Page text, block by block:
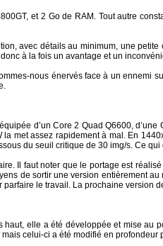
et 2 Go de RAM. Tout autre
avec détails au minimum, une petite
à la fois un avantage et un
nous énervés face à un ennemi
d’un Core 2 Quad Q6600,
met assez rapidement à mal. En
du seuil critique de 30 img/s. Ce qui
Il faut noter que le portage est
de sortir une version entièrement
le travail. La prochaine version
elle a été développée et mise au
celui-ci a été modifié en profondeur